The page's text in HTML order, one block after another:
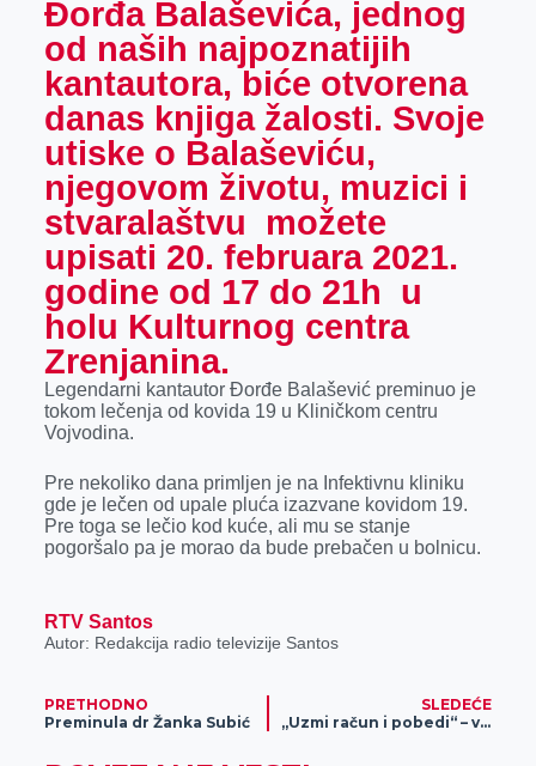
o
k
g
e
r
I
n
p
p
Đorđa Balaševića, jednog
od naših najpoznatijih
kantautora, biće otvorena
danas knjiga žalosti. Svoje
utiske o Balaševiću,
njegovom životu, muzici i
stvaralaštvu možete
upisati 20. februara 2021.
godine od 17 do 21h u
holu Kulturnog centra
Zrenjanina.
Legendarni kantautor Đorđe Balašević preminuo je
tokom lečenja od kovida 19 u Kliničkom centru
Vojvodina.
Pre nekoliko dana primljen je na Infektivnu kliniku
gde je lečen od upale pluća izazvane kovidom 19.
Pre toga se lečio kod kuće, ali mu se stanje
pogoršalo pa je morao da bude prebačen u bolnicu.
RTV Santos
Autor: Redakcija radio televizije Santos
PRETHODNO
Preminula dr Žanka Subić
SLEDEĆE
„Uzmi račun i pobedi“ – vrednu nagradu osvojila osoba iz Zrenjanina!